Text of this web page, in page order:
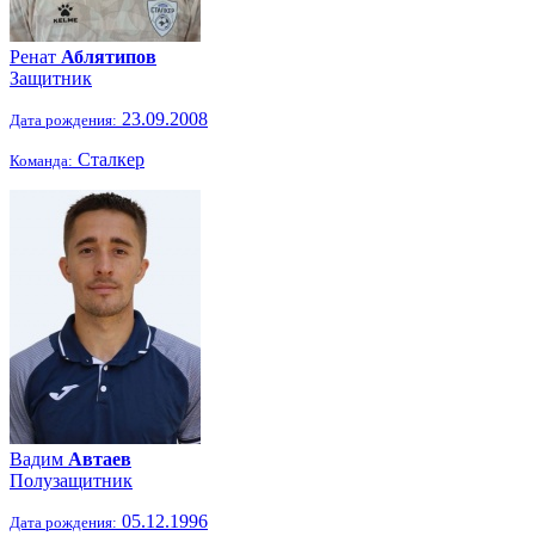
Ренат Аблятипов
Защитник
Дата рождения: 23.09.2008
Команда: Сталкер
Вадим Автаев
Полузащитник
Дата рождения: 05.12.1996